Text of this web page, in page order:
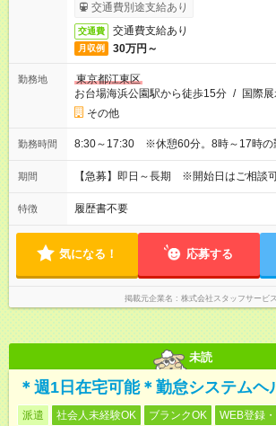
交通費別途支給あり
交通費 交通費支給あり
月収例 30万円～
勤務地
東京都江東区
お台場海浜公園駅から徒歩15分 / 国際
その他
勤務時間 8:30～17:30 ※休憩60分。8時～17時の
期間 【急募】即日～長期 ※開始日はご相談
特徴 履歴書不要
気になる！ 応募する
掲載元企業名 株式会社スタッフサービス
未読
＊週1日在宅可能＊勤怠システムヘ
派遣 社会人未経験OK ブランクOK WEB登録